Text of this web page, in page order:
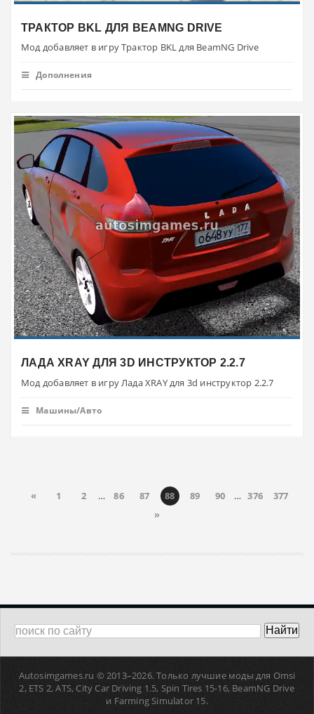
ТРАКТОР BKL ДЛЯ BEAMNG DRIVE
Мод добавляет в игру Трактор BKL для BeamNG Drive
Дополнения
ЛАДА XRAY ДЛЯ 3D ИНСТРУКТОР 2.2.7
Мод добавляет в игру Лада XRAY для 3d инструктор 2.2.7
Машины/Авто
« 1 2 … 86 87 88 89 90 … 376
377
»
Autosimgames.ru © 2013–2026. Только лучшие моды для Omsi
2, ETS 2, ATS, Сity Car Driving 1.5, Spin Tires 15-16, BeamNG Drive
и Farming Simulator 15.